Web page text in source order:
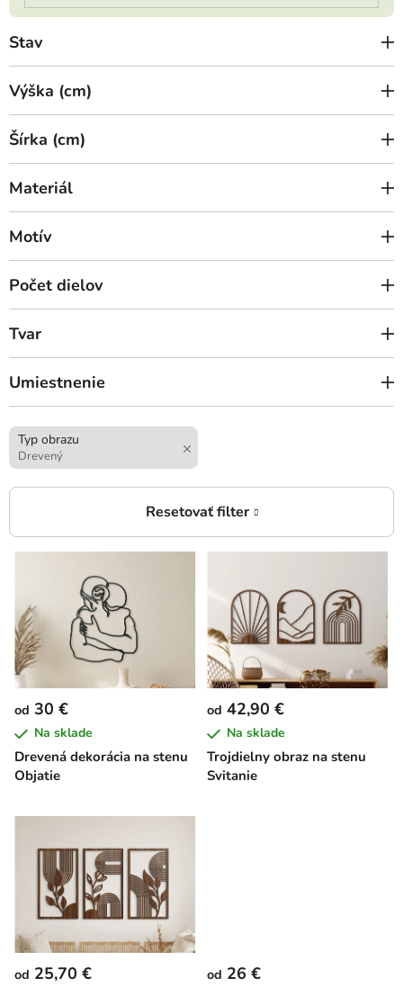
Stav
Výška (cm)
Šírka (cm)
Materiál
Motív
Počet dielov
Tvar
Umiestnenie
Typ obrazu
Drevený
V
s
p
r
o
d
u
k
t
Drevená dekorácia na stenu
Objatie
od 30 €
Na sklade
Trojdielny obraz na stenu
Svitanie
od 42,90 €
Na sklade
od 25,70 € od 26 €